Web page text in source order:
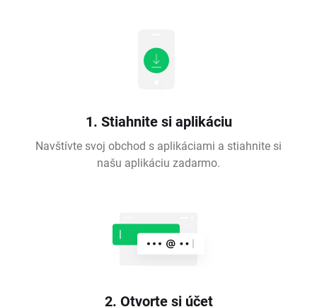
1. Stiahnite si aplikáciu
Navštívte svoj obchod s aplikáciami a stiahnite si
našu aplikáciu zadarmo.
2. Otvorte si účet